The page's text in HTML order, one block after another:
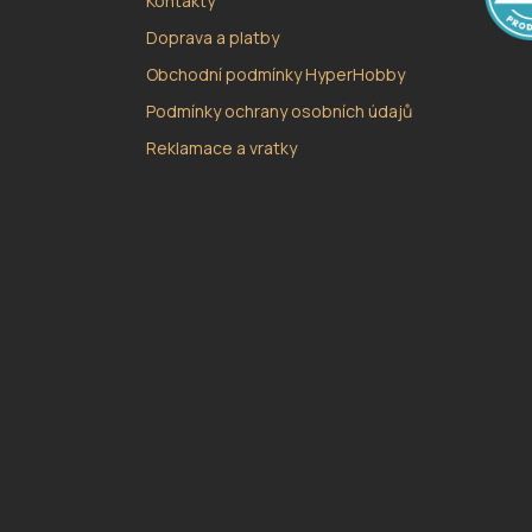
Doprava a platby
Obchodní podmínky HyperHobby
Podmínky ochrany osobních údajů
Reklamace a vratky